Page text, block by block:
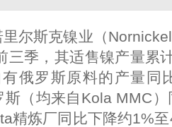
尔斯克镍业（
三季，其适售镍产量累
俄罗斯原料的产量同
斯（均来自Kola MMC
精炼厂同比下降约1%